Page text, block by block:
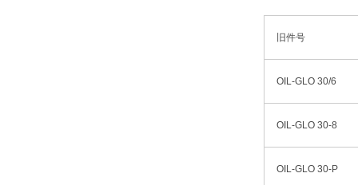
旧件号
OIL-GLO 30/6
OIL-GLO 30-8
OIL-GLO 30-P